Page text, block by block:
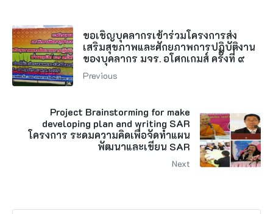
ขอเชิญบุคลากรเข้าร่วมโครงการส่ง
เสริมสุขภาพและศักยภาพการปฏิบัติงาน
ของบุคลากร มจร. อโศกเกมส์ ครั้งที่ ๙
Previous
Project Brainstorming for make
developing plan and writing SAR
โครงการ ระดมความคิดเพื่อจัดทำแผน
พัฒนาและเขียน SAR
Next